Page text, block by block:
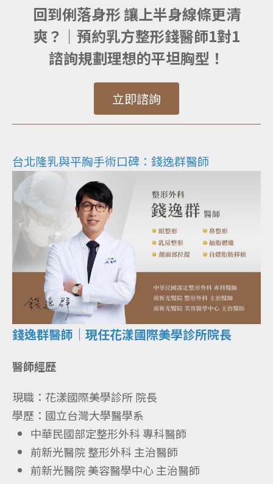
回到俐落身形 讓上半身線條更清
爽？｜預約乳方整形錢醫師1對1
諮詢規劃理想的平坦胸型！
立即諮詢
台北隆乳與平胸手術口碑：錢逸群醫師
錢逸群醫師｜現任花漾國際美學診所院長
醫師經歷
現職：花漾國際美學診所 院長
學歷：國立台灣大學醫學系
中華民國部定整形外科 專科醫師
前新光醫院 整形外科 主治醫師
前新光醫院 美容醫學中心 主治醫師